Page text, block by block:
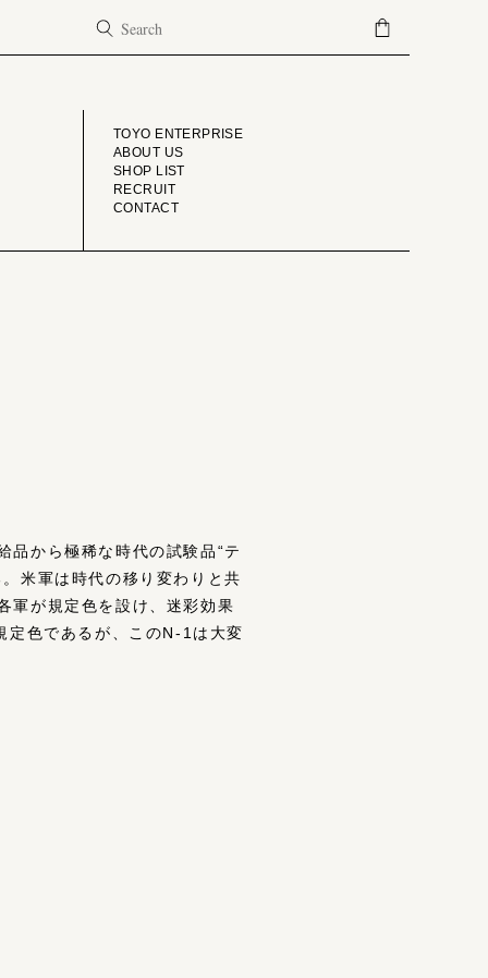
COMPANY
TOYO ENTERPRISE
ABOUT US
SHOP LIST
RECRUIT
CONTACT
品から極稀な時代の試験品“テ
米軍は時代の移り変わりと共
軍が規定色を設け、迷彩効果
定色であるが、このN-1は大変